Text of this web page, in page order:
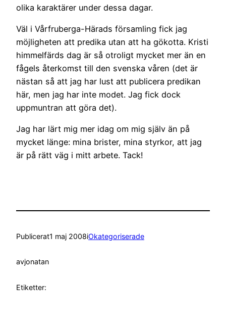
olika karaktärer under dessa dagar.
Väl i Vårfruberga-Härads församling fick jag
möjligheten att predika utan att ha gökotta. Kristi
himmelfärds dag är så otroligt mycket mer än en
fågels återkomst till den svenska våren (det är
nästan så att jag har lust att publicera predikan
här, men jag har inte modet. Jag fick dock
uppmuntran att göra det).
Jag har lärt mig mer idag om mig själv än på
mycket länge: mina brister, mina styrkor, att jag
är på rätt väg i mitt arbete. Tack!
Publicerat1 maj 2008iOkategoriserade
avjonatan
Etiketter: